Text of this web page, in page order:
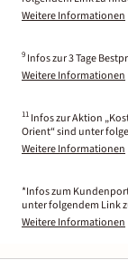
Weitere Informationen
9 Infos zur 3 Tage
Weitere Informationen
11 Infos zur Aktion
Orient“ sind unter
Weitere Informationen
*Infos zum
unter folgendem Link
Weitere Informationen